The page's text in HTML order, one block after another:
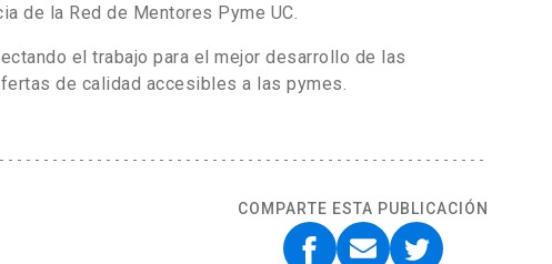
de la Red de Mentores Pyme UC.
el trabajo para el mejor desarrollo de las
de calidad accesibles a las pymes.
COMPARTE ESTA PUBLICACIÓN